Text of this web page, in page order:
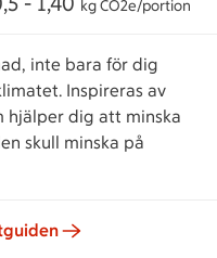
kg CO2e/portion
inte bara för dig
Inspireras av
hjälper dig att minska
skull minska på